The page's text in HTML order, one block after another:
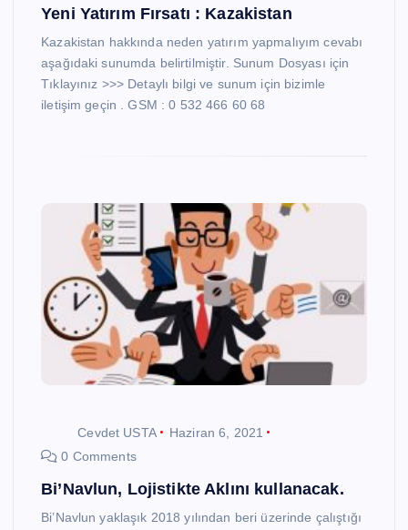
Yeni Yatırım Fırsatı : Kazakistan
Kazakistan hakkında neden yatırım yapmalıyım cevabı
aşağıdaki sunumda belirtilmiştir. Sunum Dosyası için
Tıklayınız >>> Detaylı bilgi ve sunum için bizimle
iletişim geçin . GSM : 0 532 466 60 68
Cevdet USTA
Haziran 6, 2021
0 Comments
Bi’Navlun, Lojistikte Aklını kullanacak.
Bi’Navlun yaklaşık 2018 yılından beri üzerinde çalıştığı